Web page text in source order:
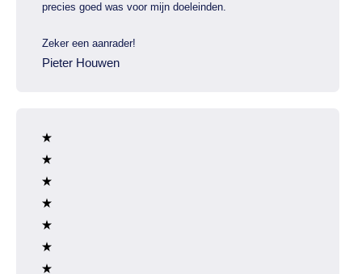
precies goed was voor mijn doeleinden.
Zeker een aanrader!
Pieter Houwen